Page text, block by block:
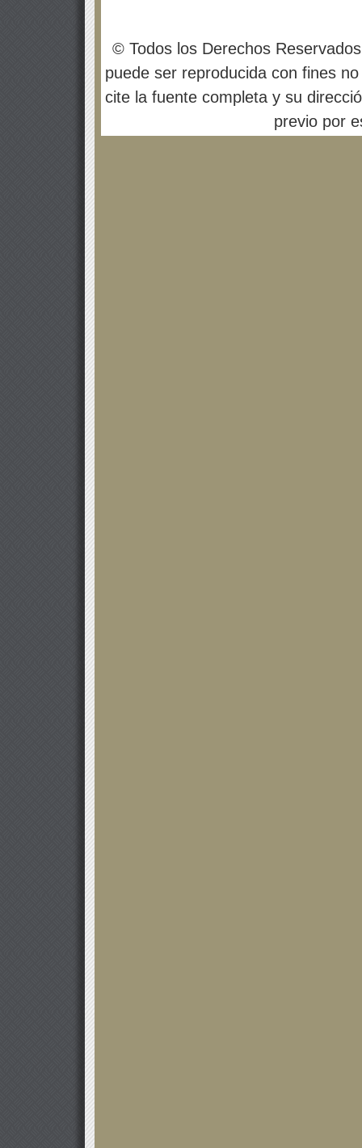
© Todos los Derechos
puede ser reproducida con fines
cite la fuente completa y su
previo por